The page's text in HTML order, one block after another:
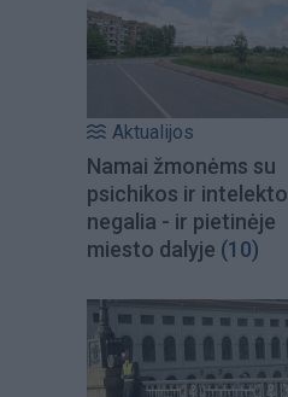
Aktualijos
Namai žmonėms su
psichikos ir intelekto
negalia - ir pietinėje
miesto dalyje (10)